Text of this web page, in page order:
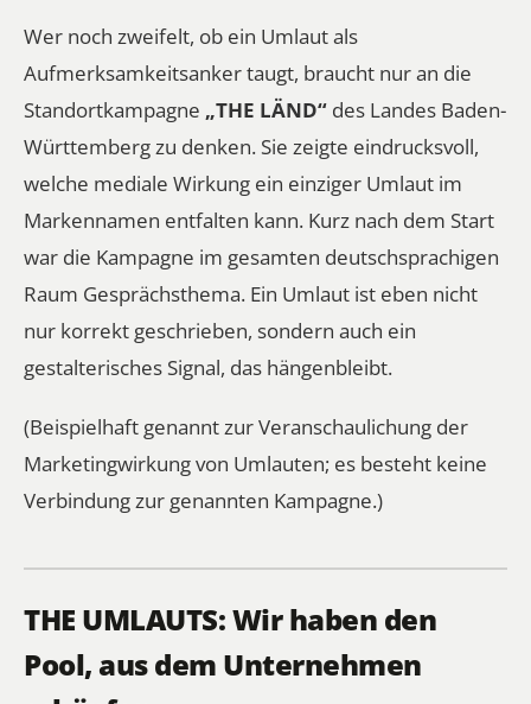
Wer noch zweifelt, ob ein Umlaut als
Aufmerksamkeitsanker taugt, braucht nur an die
Standortkampagne „THE LÄND“ des Landes Baden-
Württemberg zu denken. Sie zeigte eindrucksvoll,
welche mediale Wirkung ein einziger Umlaut im
Markennamen entfalten kann. Kurz nach dem Start
war die Kampagne im gesamten deutschsprachigen
Raum Gesprächsthema. Ein Umlaut ist eben nicht
nur korrekt geschrieben, sondern auch ein
gestalterisches Signal, das hängenbleibt.
(Beispielhaft genannt zur Veranschaulichung der
Marketingwirkung von Umlauten; es besteht keine
Verbindung zur genannten Kampagne.)
THE UMLAUTS: Wir haben den
Pool, aus dem Unternehmen